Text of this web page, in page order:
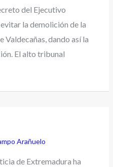
del Ejecutivo
la demolición de la
dando así la
El alto tribunal
Arañuelo
de Extremadura ha